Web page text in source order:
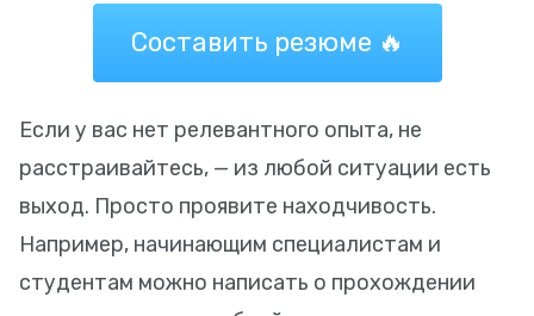
Составить резюме 🔥
Если у вас нет релевантного опыта, не
расстраивайтесь, — из любой ситуации есть
выход. Просто проявите находчивость.
Например, начинающим специалистам и
студентам можно написать о прохождении